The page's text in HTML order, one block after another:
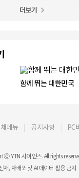
더보기
함께 뛰는 대한민국
메뉴 공지사항 PC
Ⓒ YTN 사이언스. All rights
재, 재배포 및 AI 데이터 활용 금지